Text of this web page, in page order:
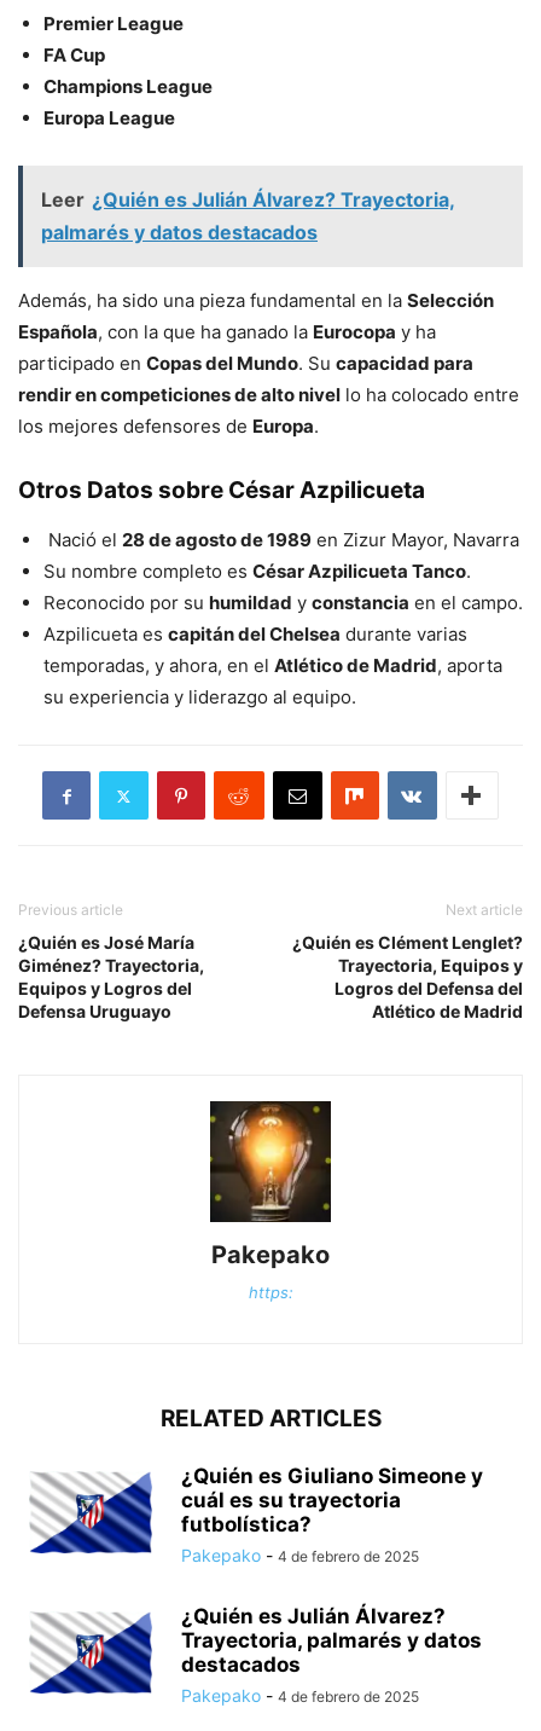
Premier League
FA Cup
Champions League
Europa League
Leer ¿Quién es Julián Álvarez? Trayectoria,
palmarés y datos destacados
Además, ha sido una pieza fundamental en la Selección
Española, con la que ha ganado la Eurocopa y ha
participado en Copas del Mundo. Su capacidad para
rendir en competiciones de alto nivel lo ha colocado entre
los mejores defensores de Europa.
Otros Datos sobre César Azpilicueta
Nació el 28 de agosto de 1989 en Zizur Mayor, Navarra
Su nombre completo es César Azpilicueta Tanco.
Reconocido por su humildad y constancia en el campo.
Azpilicueta es capitán del Chelsea durante varias
temporadas, y ahora, en el Atlético de Madrid, aporta
su experiencia y liderazgo al equipo.
Previous article
¿Quién es José María
Giménez? Trayectoria,
Equipos y Logros del
Defensa Uruguayo
Next article
¿Quién es Clément Lenglet?
Trayectoria, Equipos y
Logros del Defensa del
Atlético de Madrid
Pakepako
https:
RELATED ARTICLES
¿Quién es Giuliano Simeone y
cuál es su trayectoria
futbolística?
Pakepako - 4 de febrero de 2025
¿Quién es Julián Álvarez?
Trayectoria, palmarés y datos
destacados
Pakepako - 4 de febrero de 2025